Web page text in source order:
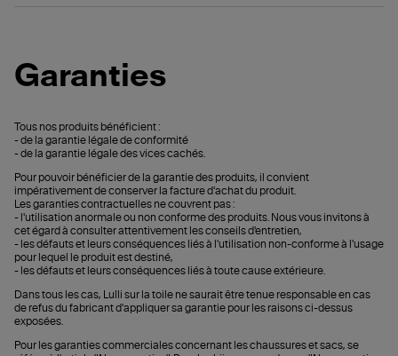
Garanties
Tous nos produits bénéficient :
- de la garantie légale de conformité
- de la garantie légale des vices cachés.
Pour pouvoir bénéficier de la garantie des produits, il convient
impérativement de conserver la facture d'achat du produit.
Les garanties contractuelles ne couvrent pas :
- l'utilisation anormale ou non conforme des produits. Nous vous invitons à
cet égard à consulter attentivement les conseils d'entretien,
- les défauts et leurs conséquences liés à l'utilisation non-conforme à l'usage
pour lequel le produit est destiné,
- les défauts et leurs conséquences liés à toute cause extérieure.
Dans tous les cas, Lulli sur la toile ne saurait être tenue responsable en cas
de refus du fabricant d'appliquer sa garantie pour les raisons ci-dessus
exposées.
Pour les garanties commerciales concernant les chaussures et sacs, se